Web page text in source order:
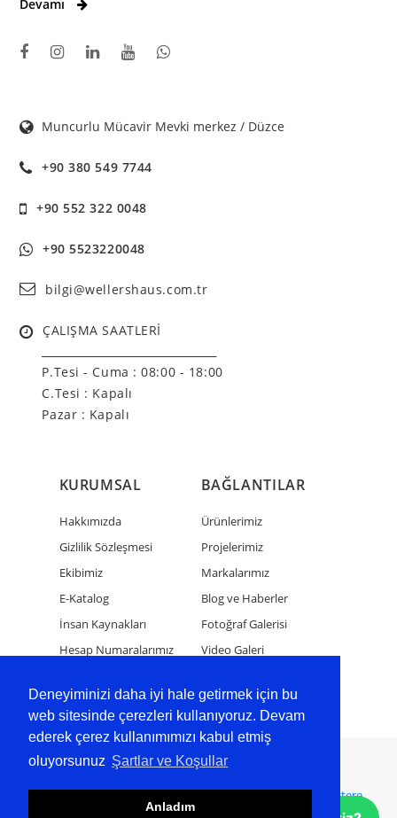
Deneyiminizi daha iyi hale getirmek için bu
web sitesinde çerezleri kullanıyoruz. Devam
ederek çerez kullanımımızı kabul etmiş
oluyorsunuz Şartlar ve Koşullar
Anladım
Devamı
Muncurlu Mücavir Mevki merkez / Düzce
+90 380 549 7744
+90 552 322 0048
+90 5523220048
bilgi@wellershaus.com.tr
ÇALIŞMA SAATLERİ
P.Tesi - Cuma : 08:00 - 18:00
C.Tesi : Kapalı
Pazar : Kapalı
KURUMSAL
Hakkımızda
Gizlilik Sözleşmesi
Ekibimiz
E-Katalog
İnsan Kaynakları
Hesap Numaralarımız
BAĞLANTILAR
Ürünlerimiz
Projelerimiz
Markalarımız
Blog ve Haberler
Fotoğraf Galerisi
Video Galeri
Copyright 2024 Tüm Hakları Saklıdır
Şerit Testere
Bıçakları